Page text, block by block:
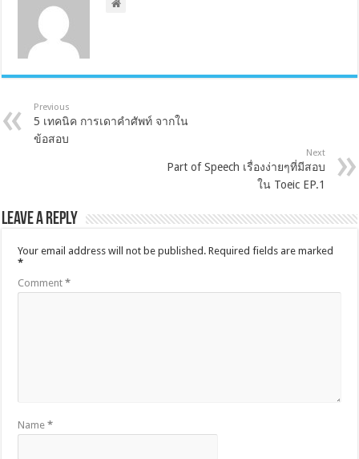
Previous
5 เทคนิค การเดาคำศัพท์ จากใน
ข้อสอบ
Next
Part of Speech เรื่องง่ายๆที่มีสอบ
ใน Toeic EP.1
Leave a Reply
Your email address will not be published. Required fields are marked
*
Comment*
Name*